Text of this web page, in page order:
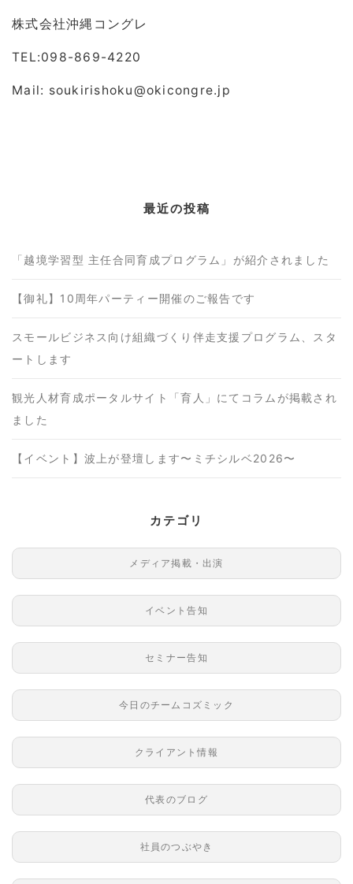
株式会社沖縄コングレ
TEL:098-869-4220
Mail: soukirishoku@okicongre.jp
最近の投稿
「越境学習型 主任合同育成プログラム」が紹介されました
【御礼】10周年パーティー開催のご報告です
スモールビジネス向け組織づくり伴走支援プログラム、スタ
ートします
観光人材育成ポータルサイト「育人」にてコラムが掲載され
ました
【イベント】波上が登壇します〜ミチシルベ2026〜
カテゴリ
メディア掲載・出演
イベント告知
セミナー告知
今日のチームコズミック
クライアント情報
代表のブログ
社員のつぶやき